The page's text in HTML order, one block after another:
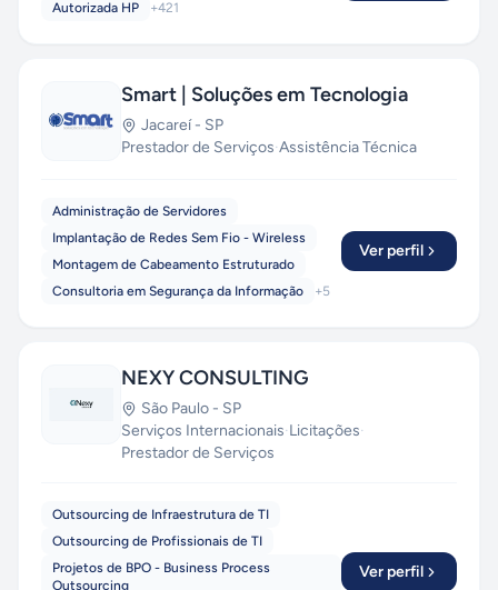
Autorizada HP
+421
Smart | Soluções em Tecnologia
Jacareí- SP
Prestador de Serviços·Assistência Técnica
Administração de Servidores
Implantação de Redes Sem Fio - Wireless
Montagem de Cabeamento Estruturado
Consultoria em Segurança da Informação
+5
Ver perfil
NEXY CONSULTING
São Paulo - SP
Serviços Internacionais·Licitações·
Prestador de Serviços
Outsourcing de Infraestrutura de TI
Outsourcing de Profissionais de TI
Projetos de BPO - Business Process
Outsourcing
Ver perfil